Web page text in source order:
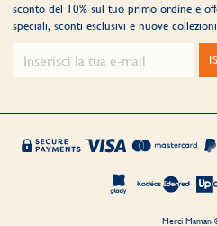
sconto del 10% sul tuo primo ordine e
speciali, sconti esclusivi e nuove
Merci Maman